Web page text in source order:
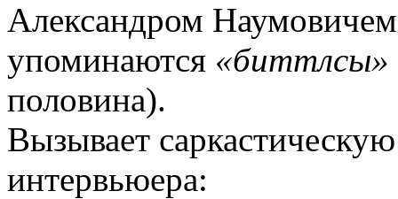
Александром
упоминаются «биттлсы»
половина).
Вызывает
интервьюера: